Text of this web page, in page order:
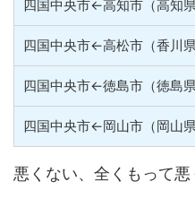
四国中央市←高知市（高知県
四国中央市←高松市（香川県
四国中央市←徳島市（徳島県
四国中央市←岡山市（岡山県
悪くない、全くもって悪